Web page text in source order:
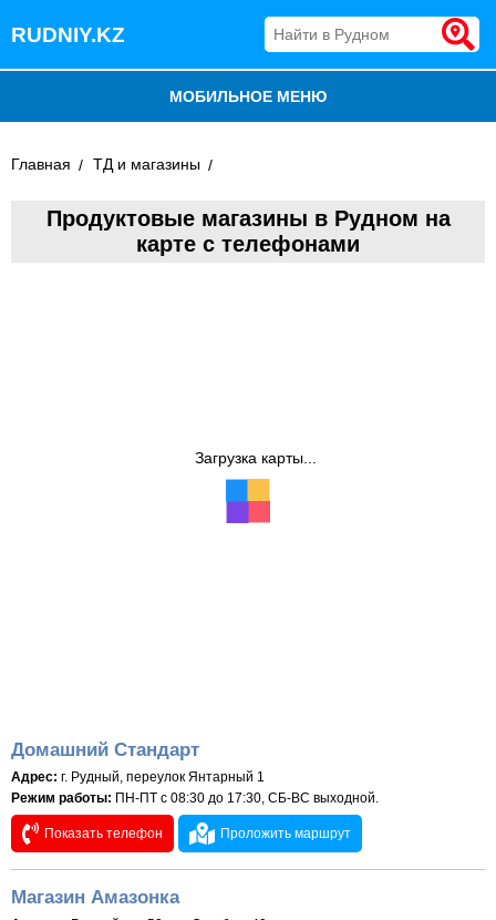
RUDNIY.KZ
МОБИЛЬНОЕ МЕНЮ
ДОБАВИТЬ КОМПАНИЮ
Главная ТД и магазины
Продуктовые магазины в Рудном на
карте с телефонами
Загрузка карты...
Домашний Стандарт
Адрес: г. Рудный, переулок Янтарный 1
Режим работы: ПН-ПТ с 08:30 до 17:30, СБ-ВС выходной.
Показать телефон Проложить маршрут
Магазин Амазонка